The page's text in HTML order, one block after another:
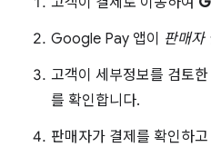
Google Pay 앱이 판매자
고객이 세부정보를 검토
를 확인합니다.
판매자가 결제를 확인하